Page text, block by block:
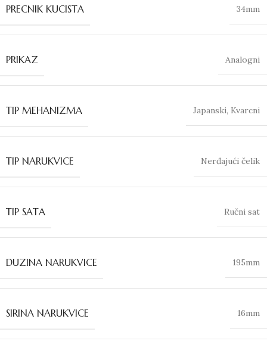
PRECNIK KUCISTA 34mm
PRIKAZ Analogni
TIP MEHANIZMA Japanski, Kvarcni
TIP NARUKVICE Nerđajući čelik
TIP SATA Ručni sat
DUZINA NARUKVICE 195mm
SIRINA NARUKVICE 16mm